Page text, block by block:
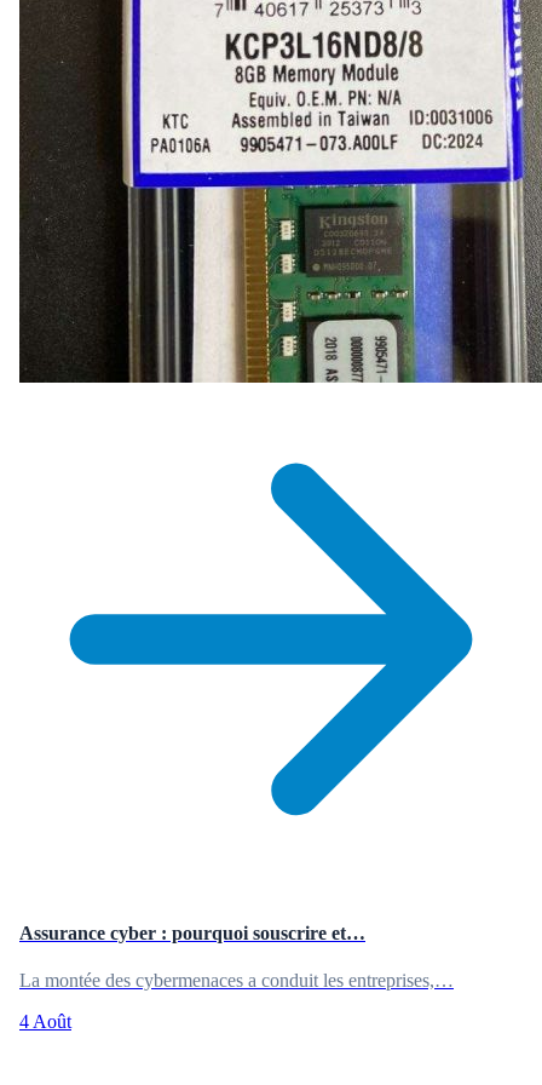
Assurance cyber : pourquoi souscrire et…
La montée des cybermenaces a conduit les entreprises,…
4 Août